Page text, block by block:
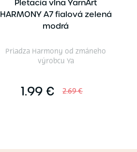
Pletacia vlna YarnArt
HARMONY A7 fialová zelená
modrá
Priadza Harmony od zmáneho
výrobcu Ya
1.99 € 2.69 €